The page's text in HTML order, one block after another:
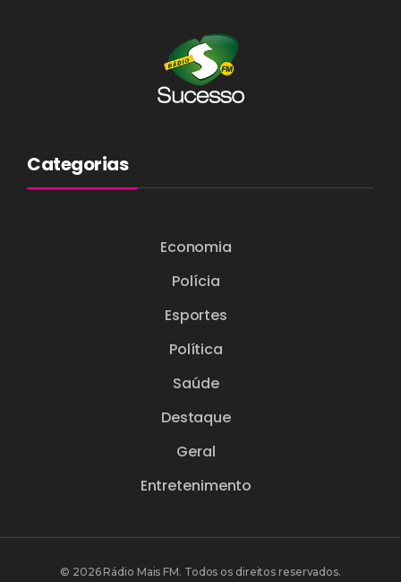
Categorias
Economia
Polícia
Esportes
Política
Saúde
Destaque
Geral
Entretenimento
© 2026 Rádio Mais FM. Todos os direitos reservados.